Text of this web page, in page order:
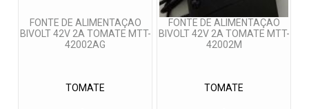
FONTE DE ALIMENTAÇAO
BIVOLT 42V 2A TOMATE MTT-
42002AG
TOMATE
FONTE DE ALIMENTAÇAO
BIVOLT 42V 2A TOMATE MTT-
42002M
TOMATE